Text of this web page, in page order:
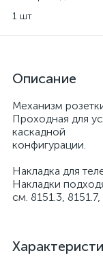
Niessen
1 шт
Описание
Механизм
Проходная для
каскадной
конфигурации.
Накладка для
Накладки
см. 8151.3, 8151.7,